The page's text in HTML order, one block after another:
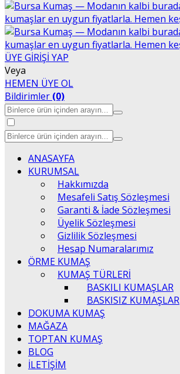
ÜYE GİRİŞİ YAP
Veya
HEMEN ÜYE OL
Bildirimler (0)
ANASAYFA
KURUMSAL
Hakkımızda
Mesafeli Satış Sözleşmesi
Garanti & İade Sözleşmesi
Üyelik Sözleşmesi
Gizlilik Sözleşmesi
Hesap Numaralarımız
ÖRME KUMAŞ
KUMAŞ TÜRLERİ
BASKILI KUMAŞLAR
BASKISIZ KUMAŞLAR
DOKUMA KUMAŞ
MAĞAZA
TOPTAN KUMAŞ
BLOG
İLETİŞİM